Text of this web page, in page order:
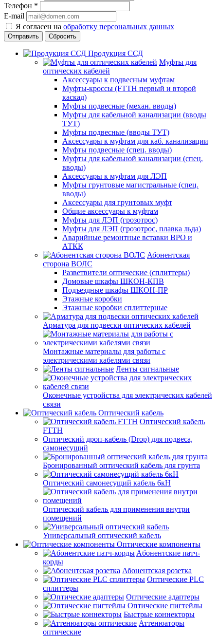
Телефон *
E-mail
Я согласен на обработку персональных данных
Сбросить
Продукция ССД
Муфты для
оптических кабелей
Аксессуары к подвесным муфтам
Муфты-кроссы (FTTH первый и второй
каскад)
Муфты подвесные (механ. вводы)
Муфты для кабельной канализации (вводы
ТУТ)
Муфты подвесные (вводы ТУТ)
Аксессуары к муфтам для каб. канализации
Муфты подвесные (спец. вводы)
Муфты для кабельной канализации (спец.
вводы)
Аксессуары к муфтам для ЛЭП
Муфты грунтовые магистральные (спец.
вводы)
Аксессуары для грунтовых муфт
Общие аксессуары к муфтам
Муфты для ЛЭП (грозотрос)
Муфты для ЛЭП (грозотрос, плавка льда)
Аварийные ремонтные вставки ВРО и
АТКК
Абонентская
сторона ВОЛС
Разветвители оптические (сплиттеры)
Домовые шкафы ШКОН-КПВ
Подъездные шкафы ШКОН-ПР
Этажные коробки
Этажные коробки сплиттерные
Арматура для подвески оптических кабелей
Монтажные материалы для работы с
электрическими кабелями связи
Ленты сигнальные
Оконечные устройства для электрических кабелей
связи
Оптический кабель
Оптический кабель
FTTH
Оптический дроп-кабель (Drop) для подвеса,
самонесущий
Бронированный оптический кабель для грунта
Оптический самонесущий кабель 6кН
Оптический кабель для применения внутри
помещений
Универсальный оптический кабель
Оптические компоненты
Aбонентские патч-
корды
Абонентская розетка
Оптические PLC
сплиттеры
Оптические адаптеры
Оптические пигтейлы
Быстрые коннекторы
Аттенюаторы
оптические